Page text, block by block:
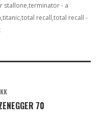
stallone terminator - a
titanictotal recall total recall -
70